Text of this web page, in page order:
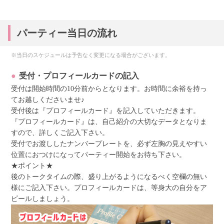
パーティー当日の流れ
※当日のスケジュールは予告なく変更になる場合がございます。
受付・プロフィールカードの記入
受付は開始時間の10分前からとなります。お時間に余裕を持っ
てお越しくださいませ♪
受付後は『プロフィールカード』を記入していただきます。
『プロフィールカード』は、自己紹介の大切なデータとなりま
すので、詳しくご記入下さい。
受付でお渡ししたナンバープレートを、必ず左胸の見えやすい
位置におつけになってパーティー開始をお待ち下さい。
★ポイント★
後のトークタイムの際、盛り上がるようになるべく空欄の無い
様にご記入下さい。プロフィールカードは、等身大の自分をア
ピールしましょう。